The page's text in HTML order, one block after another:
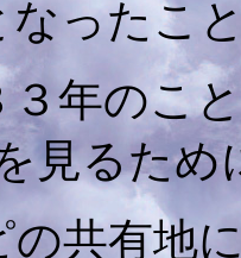
なったこ
年のこ
見るため
共有地